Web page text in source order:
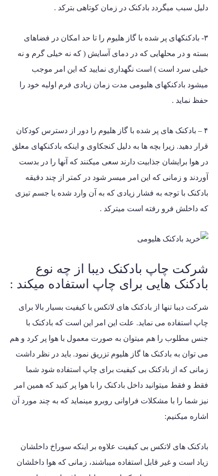
دلیل سبب میگردد بادکنک در زمان کوتاهی بترکد .
۳- بادکنکهای پر شده با گاز هلیوم را تا حد امکان در فضاهای
بسته و در محلهایی که در دمای آسایش ( که نه خیلی گرم و نه
خیلی سرد است ) است نگهداری نمایید که این امر موجب
میشود بادکنکهای هلیومی مدت زمان زیادی فرم اولیه خود را
حفظ نماید .
۴ – بادکنک های پر شده با گاز هلیوم را دور از دسترس کودکان
قرار دهید. زیرا بچه ها به دلیل کنجکاوی و اینکه بادکنکهای معلق
در هوا برایشان جذابیت دارند سعی میکنند که آنها را در بدست
آوردند و زمانی که این امر میسر شود در کمتر از چند دقیقه
بادکنک با توجه به فشار زیادی که به آن وارد شده یا جسم تیزی
که داخلش فرو رفته است میترکد .
شرکت چاپ بادکنک دیبا از چه نوع
بادکنک هایی برای چاپ استفاده میکند :
شرکت دیبا تنها از بادکنک های لاتکس با کیفیت بسیار بالا برای
چاپ استفاده می نماید. علت این امر این است که بادکنک با
جنس مطلوب را هم میتوان به صورت معمول با هوا پر کرد و هم
می توان به بادکنک ها گاز هلیوم تزریق نمود. باید در نظر داشت
زمانی که از بادکنک بی کیفیت برای چاپ استفاده شود شما
فقط و فقط میتوانید داخل بادکنک را با هوا پر کنید که همین امر
نیز شما را با مشکلات فراوانی روبرو مینماید که به چند مورد آن
اشاره میکنیم:
بادکنک های لاتکس بی کیفیت علاوه بر اینکه سوراخ داخلشان
زیاد است و غیر قابل استفاده میباشند، زمانی که هوا داخلشان